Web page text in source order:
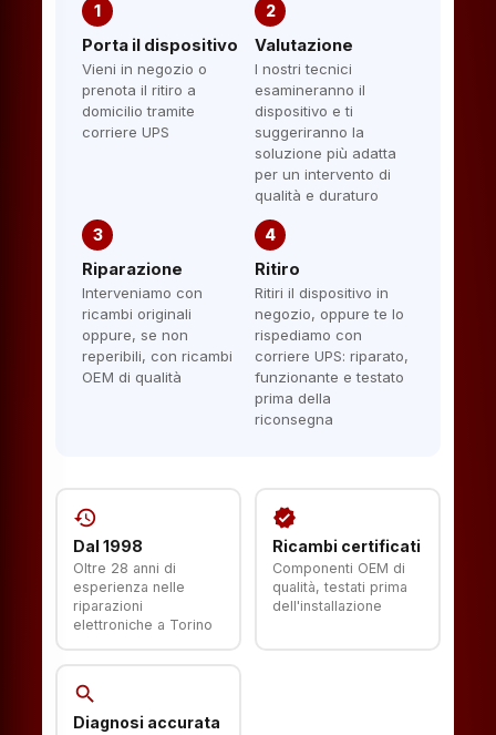
1
Porta il dispositivo
Vieni in negozio o
prenota il ritiro a
domicilio tramite
corriere UPS
2
Valutazione
I nostri tecnici
esamineranno il
dispositivo e ti
suggeriranno la
soluzione più adatta
per un intervento di
qualità e duraturo
3
Riparazione
Interveniamo con
ricambi originali
oppure, se non
reperibili, con ricambi
OEM di qualità
4
Ritiro
Ritiri il dispositivo in
negozio, oppure te lo
rispediamo con
corriere UPS: riparato,
funzionante e testato
prima della
riconsegna
history
Dal 1998
Oltre 28 anni di
esperienza nelle
riparazioni
elettroniche a Torino
verified
Ricambi certificati
Componenti OEM di
qualità, testati prima
dell'installazione
search
Diagnosi accurata